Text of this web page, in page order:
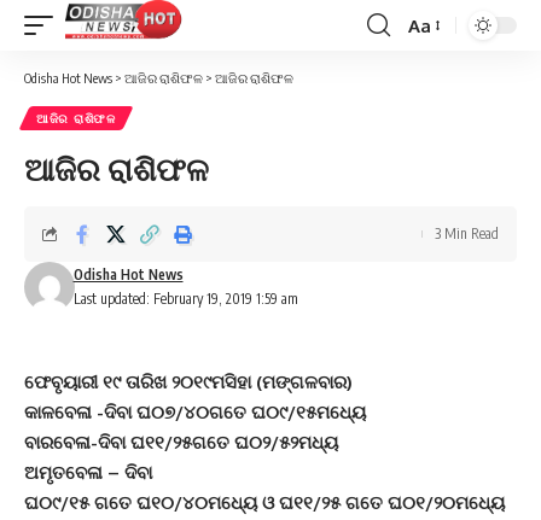
Font
Aa
Odisha Hot News > ଆଜିର ରାଶିଫଳ > ଆଜିର ରାଶିଫଳ
ଆଜିର ରାଶିଫଳ
ଆଜିର ରାଶିଫଳ
Last updated: February 19, 2019 1:59 am
Odisha Hot News
3 Min Read
ଫେବୃୟାରୀ ୧୯ ତାରିଖ ୨୦୧୯ମସିହା (ମଙ୍ଗଳବାର)
କାଳବେଳା -ଦିବା ଘ୦୭/୪୦ଗତେ ଘ୦୯/୧୫ମଧ୍ୟେ
ବାରବେଳା-ଦିବା ଘ୧୧/୨୫ଗତେ ଘ୦୨/୫୨ମଧ୍ୟ
ଅମୃତବେଳା – ଦିବା
ଘ୦୯/୧୫ ଗତେ ଘ୧୦/୪୦ମଧ୍ୟେ ଓ ଘ୧୧/୨୫ ଗତେ ଘ୦୧/୨୦ମଧ୍ୟେ